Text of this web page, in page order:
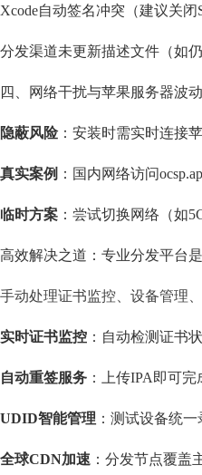
Xcode自动签名冲突（建议关闭
分发渠道未更新描述文件（如仍
四、网络干扰与苹果服务器波动
隐蔽风险：安装时需实时连接
真实案例 ：国内网络访问
临时方案 ：尝试切换网络（如
高效解决之道：专业分发平台
手动处理证书监控、设备管理
实时证书监控 ：自动检测证书
自动重签服务 ：上传IPA即可
UDID智能管理 ：测试设备统
全球CDN加速 ：分发节点覆盖